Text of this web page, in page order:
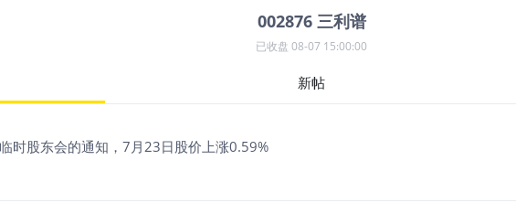
002876 三利谱
已收盘 08-07 15:00:00
新帖
时股东会的通知，7月23日股价上涨0.59%